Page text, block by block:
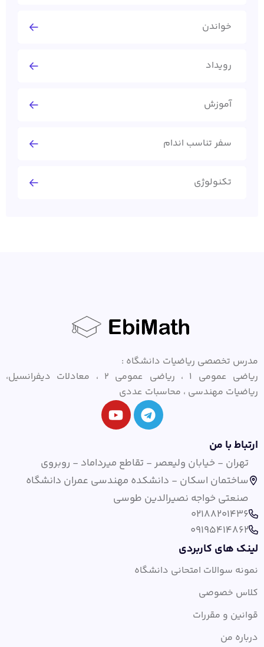
خواندن
رویداد
آموزش
سفر تناسب اندام
تکنولوژی
مدرس تخصصی ریاضیات دانشگاه :
ریاضی عمومی ۱ ، ریاضی عمومی ۲ ، معادلات دیفرانسیل،
ریاضیات مهندسی ، محاسبات عددی
ارتباط با من
تهران - خیابان ولیعصر - تقاطع میرداماد - روبروی
ساختمان اسکان - دانشکده مهندسی عمران دانشگاه
صنعتی خواجه نصیرالدین طوسی
02188201436
09195414862
لینک های کاربردی
نمونه سوالات امتحانی دانشگاه
کلاس خصوصی
قوانین و مقررات
درباره من